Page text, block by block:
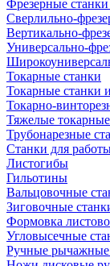
Фрезерные
Сверлильно-
Вертикально-
Универсально-
Токарные станки
Токарные станки
Токарно-
Тяжелые
Трубонарезные
Станки для
Листогибы
Гильотины
Вальцовочные
Зиговочные
Формовка
Угловысечные
Ручные